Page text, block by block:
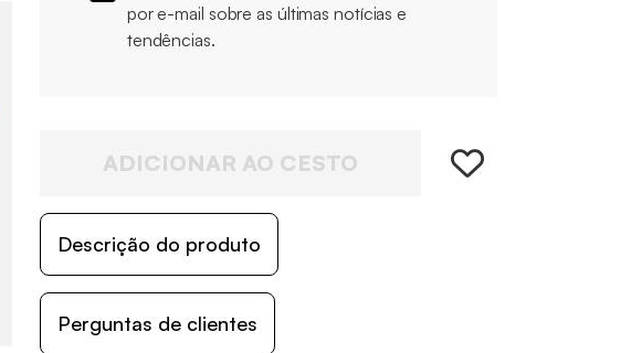
por e-mail sobre as últimas notícias e
tendências.
ADICIONAR AO CESTO
Descrição do produto
Perguntas de clientes